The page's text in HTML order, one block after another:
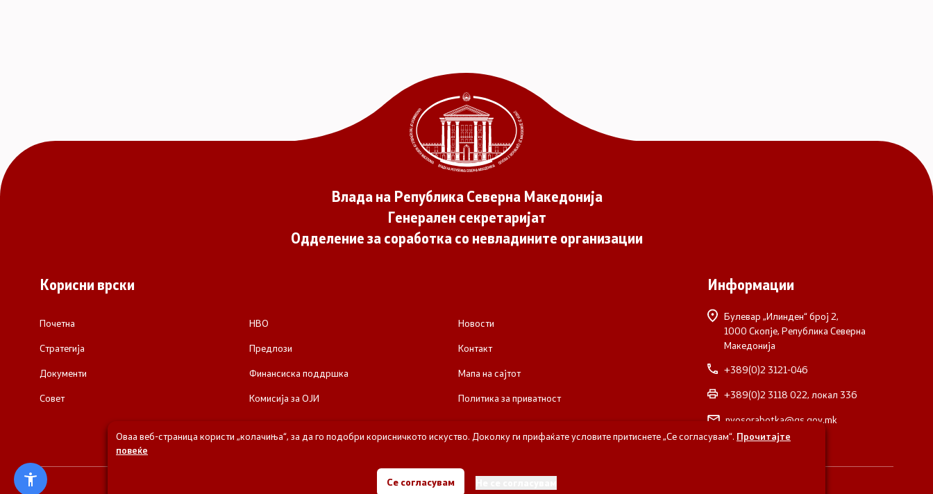
Влада на Република Северна Македонија
Генерален секретаријат
Одделение за соработка со невладините организации
Корисни врски
Почетна
Стратегија
Документи
Совет
НВО
Предлози
Финансиска поддршка
Комисија за ОЈИ
Новости
Контакт
Мапа на сајтот
Политика за приватност
Информации
Булевар „Илинден“ број 2,
1000 Скопје, Република Северна
Македонија
+389(0)2 3121-046
+389(0)2 3118 022, локал 336
nvosorabotka@gs.gov.mk
© 2026 Одделение за соработка со невладините организации - Влада на Република Северна Македонија
Оваа веб-страница користи „колачиња“, за да го подобри корисничкото искуство. Доколку ги прифаќате условите притиснете „Се согласувам“. Прочитајте
повеќе
Се согласувам